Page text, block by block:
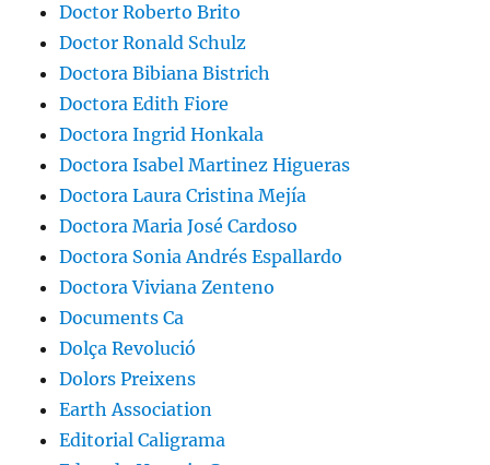
Doctor Roberto Brito
Doctor Ronald Schulz
Doctora Bibiana Bistrich
Doctora Edith Fiore
Doctora Ingrid Honkala
Doctora Isabel Martinez Higueras
Doctora Laura Cristina Mejía
Doctora Maria José Cardoso
Doctora Sonia Andrés Espallardo
Doctora Viviana Zenteno
Documents Ca
Dolça Revolució
Dolors Preixens
Earth Association
Editorial Caligrama